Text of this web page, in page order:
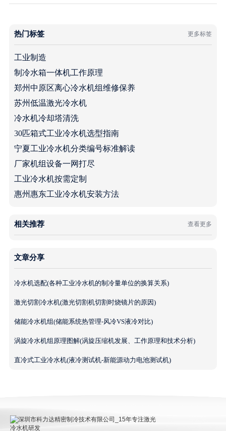
热门标签 更多标签
工业制造
制冷水箱一体机工作原理
郑州中原区离心冷水机组维修保养
苏州低温激光冷水机
冷水机冷却塔清洗
30匹箱式工业冷水机选型指南
宁夏工业冷水机分类编号标准解读
厂家机组设备一网打尽
工业冷水机按需定制
惠州惠东工业冷水机安装方法
相关推荐 查看更多
文章分享
冷水机选配(各种工业冷水机的制冷量单位的换算关系)
激光切割冷水机(激光切割机切割时烧镜片的原因)
储能冷水机组(储能系统热管理-风冷VS液冷对比)
涡旋冷水机组原理图解(涡旋压缩机发展、工作原理和技术分析)
直冷式工业冷水机(液冷测试机-新能源动力电池测试机)